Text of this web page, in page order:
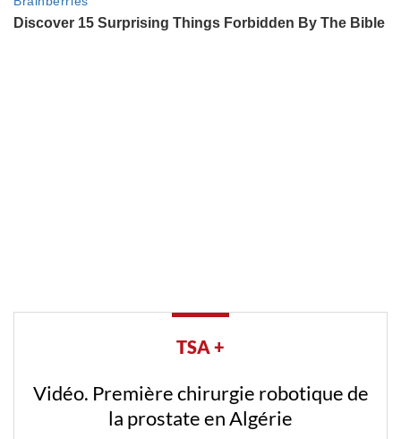
TSA +
Vidéo. Première chirurgie robotique de
la prostate en Algérie